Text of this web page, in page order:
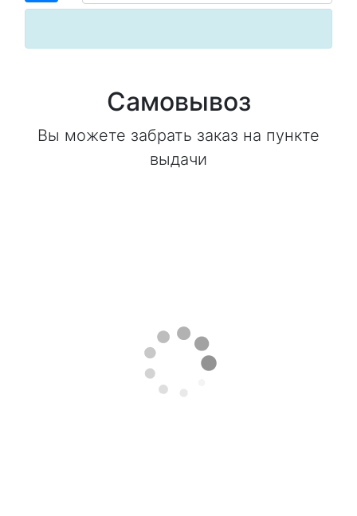
Самовывоз
Вы можете забрать заказ на пункте
выдачи